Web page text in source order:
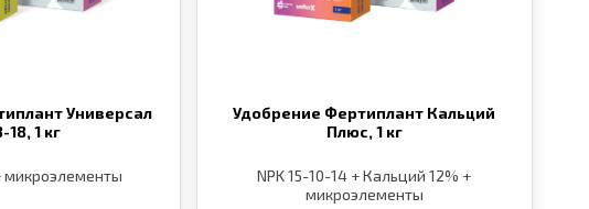
Универсал
18, 1 кг
микроэлементы
Удобрение Фертиплант Кальций
Плюс, 1 кг
NPK 15-10-14 + Кальций 12% +
микроэлементы